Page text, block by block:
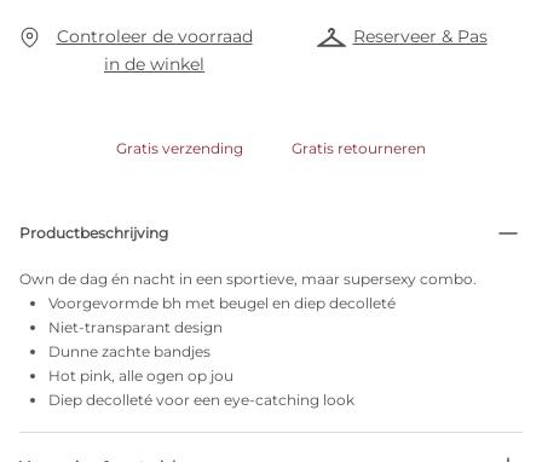
Controleer de voorraad
in de winkel
Reserveer & Pas
Gratis verzending Gratis retourneren
Productbeschrijving
Own de dag én nacht in een sportieve, maar supersexy combo.
Voorgevormde bh met beugel en diep decolleté
Niet-transparant design
Dunne zachte bandjes
Hot pink, alle ogen op jou
Diep decolleté voor een eye-catching look